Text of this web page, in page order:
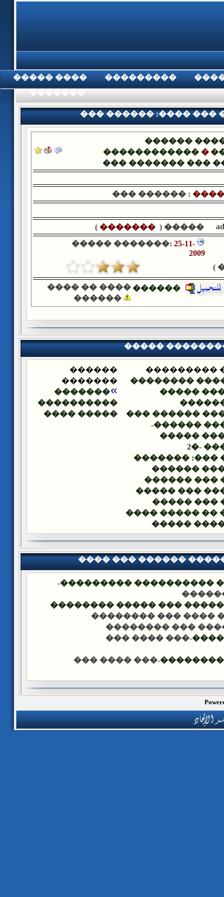
���� ����� ���������
��� ������ :���� ���
������
�������������
��� ������� ���
��� ������ :
����� (
�������
)
����� �������: 25-11-
2009
���� �� ����
������
������
�����
�����
�������
���� ���
��� ���
�������
���� ���
���� ���:
�� �����
���� ���
������� ���
���� ���
����� ��
��� �����
������
�������
�������
����������
����� ����
���� ��� ������
�������� �� ���
-
���
���� ����� �������� ���
-��� ���� ���
-��� ���� ���
-��� ���� ���
������
-��� ���� ���